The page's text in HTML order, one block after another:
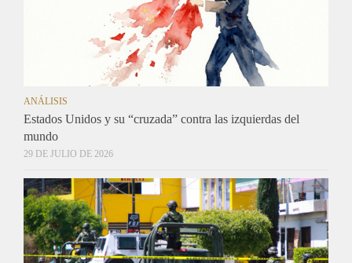
ANÁLISIS
Estados Unidos y su “cruzada” contra las izquierdas del
mundo
29 DE JULIO DE 2026